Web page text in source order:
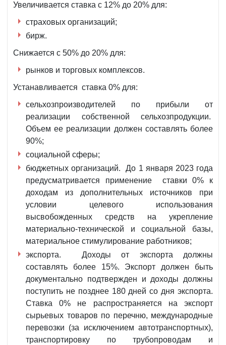
Увеличивается ставка с 12% до 20% для:
страховых организаций;
бирж.
Снижается с 50% до 20% для:
рынков и торговых комплексов.
Устанавливается ставка 0% для:
сельхозпроизводителей по прибыли от
реализации собственной сельхозпродукции.
Объем ее реализации должен составлять более
90%;
социальной сферы;
бюджетных организаций. До 1 января 2023 года
предусматривается применение ставки 0% к
доходам из дополнительных источников при
условии целевого использования
высвобожденных средств на укрепление
материально-технической и социальной базы,
материальное стимулирование работников;
экспорта. Доходы от экспорта должны
составлять более 15%. Экспорт должен быть
документально подтвержден и доходы должны
поступить не позднее 180 дней со дня экспорта.
Ставка 0% не распространяется на экспорт
сырьевых товаров по перечню, международные
перевозки (за исключением автотранспортных),
транспортировку по трубопроводам и